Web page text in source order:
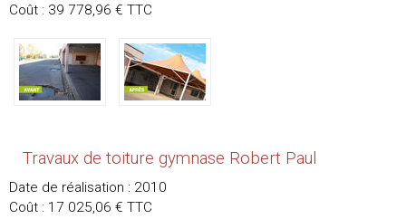
Coût : 39 778,96 € TTC
Travaux de toiture gymnase Robert Paul
Date de réalisation : 2010
Coût : 17 025,06 € TTC